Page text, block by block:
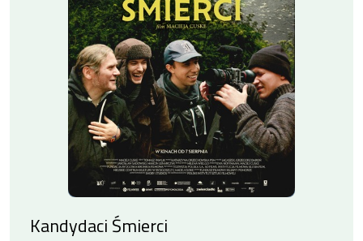
Kandydaci Śmierci